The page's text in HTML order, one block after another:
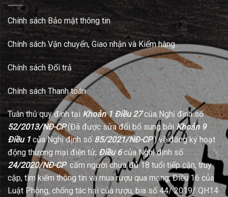
Chính sách Bảo mật thông tin
Chính sách Vận chuyển, Giao nhận và Kiểm hàng
Chính sách Đổi trả
Chính sách Thanh toán
Tuân thủ quy định tại Khoản 1 Điều 27của Nghị định số
52/2013/NĐ-CP(Đã được sửa đổi bổ sung bởi Khoản 9
Điều 1của Nghị định số 85/2021/NĐ-CP) về đăng ký hoạt
động thương mại điện tử; Điều 6của Nghị định số
24/2020/NĐ-CPcấm người chưa đủ 18 tuổi tiếp cận, truy
cập, tìm kiếm thông tin và mua rượu qua mạng; Điều 16 của
Luật Phòng, chống tác hại của rượu, bia số 44/ 2019/ QH14